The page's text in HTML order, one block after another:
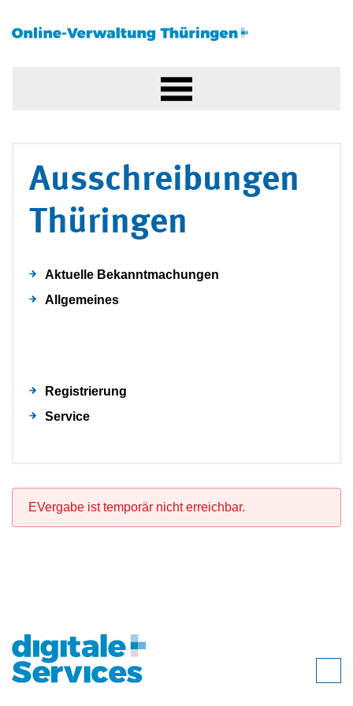
Ausschreibungen
Thüringen
Aktuelle Bekanntmachungen
Allgemeines
Registrierung
Service
EVergabe ist temporär nicht erreichbar.